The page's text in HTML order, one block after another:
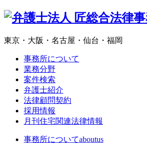
東京・大阪・名古屋・仙台・福岡
事務所について
業務分野
案件検索
弁護士紹介
法律顧問契約
採用情報
月刊住宅関連法律情報
事務所についてaboutus